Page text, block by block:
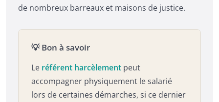
de nombreux barreaux et maisons de justice.
💡 Bon à savoir
Le référent harcèlement peut
accompagner physiquement le salarié
lors de certaines démarches, si ce dernier